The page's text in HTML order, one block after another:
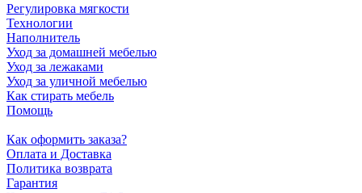
Регулировка мягкости
Технологии
Наполнитель
Уход за домашней мебелью
Уход за лежаками
Уход за уличной мебелью
Как стирать мебель
Помощь
Как оформить заказа?
Оплата и Доставка
Политика возврата
Гарантия